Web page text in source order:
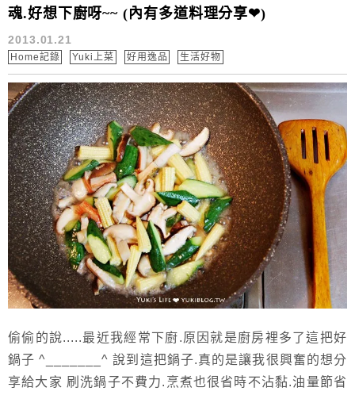
魂.好想下廚呀~~ (內有多道料理分享❤)
2013.01.21
Home記錄 Yuki上菜 好用逸品 生活好物
偷偷的說.....最近我經常下廚.原因就是廚房裡多了這把好
鍋子 ^_______^ 說到這把鍋子.真的是讓我很興奮的想分
享給大家 刷洗鍋子不費力.烹煮也很省時不沾黏.油量節省